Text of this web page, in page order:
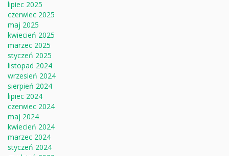
lipiec 2025
czerwiec 2025
maj 2025
kwiecień 2025
marzec 2025
styczeń 2025
listopad 2024
wrzesień 2024
sierpień 2024
lipiec 2024
czerwiec 2024
maj 2024
kwiecień 2024
marzec 2024
styczeń 2024